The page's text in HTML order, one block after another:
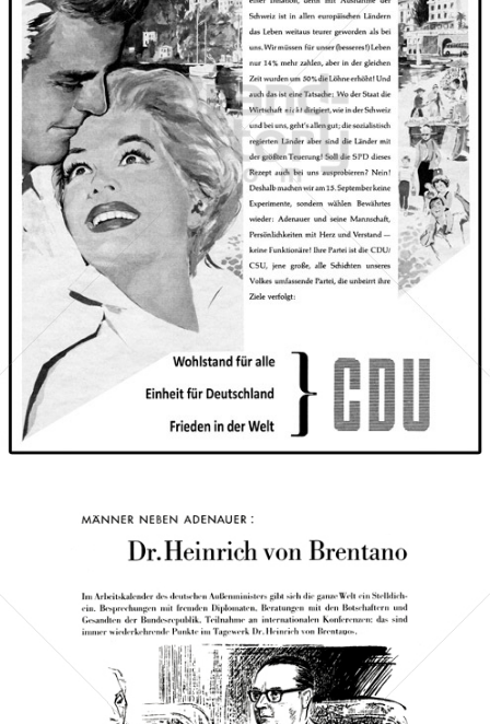
CDU/CSU
CDU Deutschland/Christlich-Soziale Union in Bayern e.V.
1957
Bild-ID: 67887